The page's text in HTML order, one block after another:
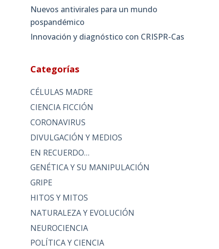
Nuevos antivirales para un mundo
pospandémico
Innovación y diagnóstico con CRISPR-Cas
Categorías
CÉLULAS MADRE
CIENCIA FICCIÓN
CORONAVIRUS
DIVULGACIÓN Y MEDIOS
EN RECUERDO…
GENÉTICA Y SU MANIPULACIÓN
GRIPE
HITOS Y MITOS
NATURALEZA Y EVOLUCIÓN
NEUROCIENCIA
POLÍTICA Y CIENCIA